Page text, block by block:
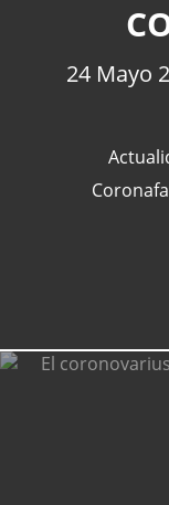
24 Mayo